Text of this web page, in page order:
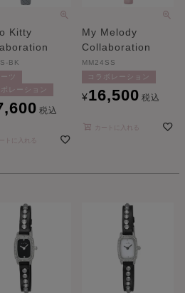
Kitty
BK
ーツ
レーション
税込
ートに入れる
My Melody
Collaboration
MM24SS
コラボレーション
¥16,500 税込
カートに入れる